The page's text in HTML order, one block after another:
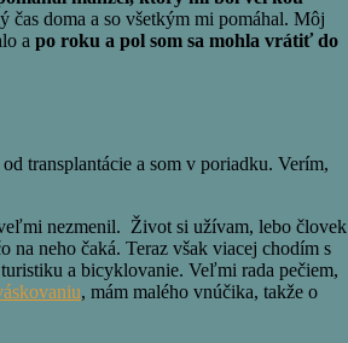
čas doma a so všetkým mi pomáhal. Môj
a po roku a pol som sa mohla vrátiť do
transplantácie a som v poriadku. Verím,
nezmenil. Život si užívam, lebo človek
na neho čaká. Teraz však viacej chodím s
a bicyklovanie. Veľmi rada pečiem,
, mám malého vnúčika, takže o